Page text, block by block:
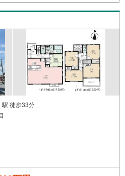
からお客様へ経験豊富なスタッ
様に合った物件をご紹介させて頂き
も併せてご紹介可能ですのでお気軽
♪駐車場もございますので、お車で
駅 徒歩33分